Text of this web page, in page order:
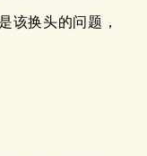
该换头的问题，